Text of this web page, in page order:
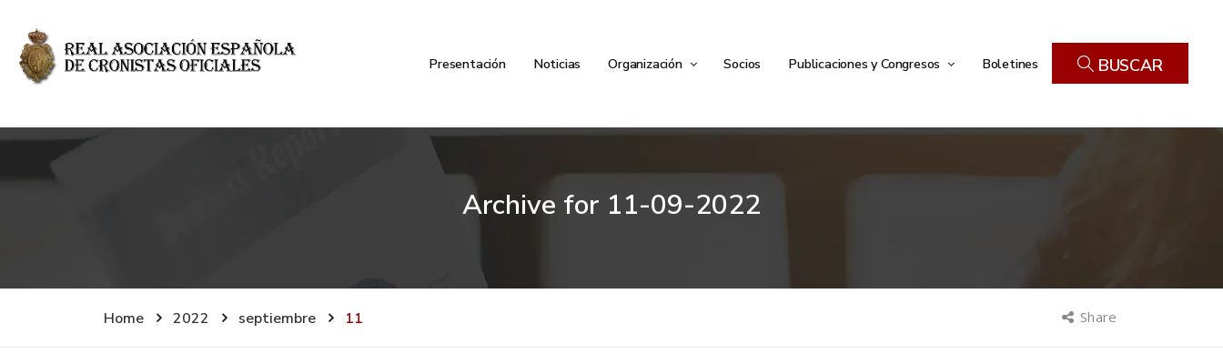
Presentación Noticias Organización Socios Publicaciones y Congresos Boletines BUSCAR
Archive for 11-09-2022
Home 2022 septiembre 11 Share